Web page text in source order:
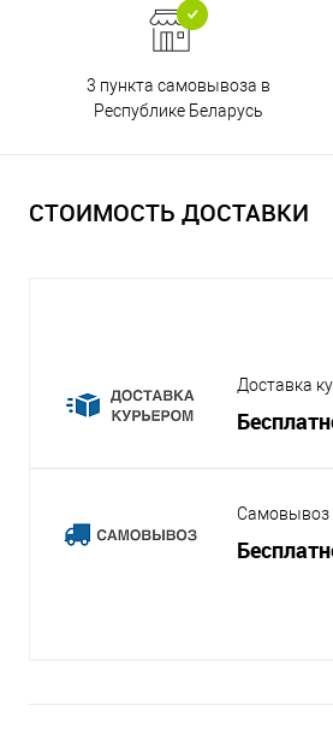
3 пункта самовывоза в
Республике Беларусь
СТОИМОСТЬ ДОСТАВКИ
Доставка
Самовывоз